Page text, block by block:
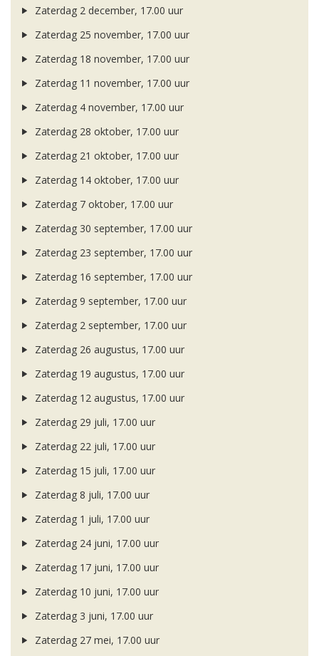
Zaterdag 2 december, 17.00 uur
Zaterdag 25 november, 17.00 uur
Zaterdag 18 november, 17.00 uur
Zaterdag 11 november, 17.00 uur
Zaterdag 4 november, 17.00 uur
Zaterdag 28 oktober, 17.00 uur
Zaterdag 21 oktober, 17.00 uur
Zaterdag 14 oktober, 17.00 uur
Zaterdag 7 oktober, 17.00 uur
Zaterdag 30 september, 17.00 uur
Zaterdag 23 september, 17.00 uur
Zaterdag 16 september, 17.00 uur
Zaterdag 9 september, 17.00 uur
Zaterdag 2 september, 17.00 uur
Zaterdag 26 augustus, 17.00 uur
Zaterdag 19 augustus, 17.00 uur
Zaterdag 12 augustus, 17.00 uur
Zaterdag 29 juli, 17.00 uur
Zaterdag 22 juli, 17.00 uur
Zaterdag 15 juli, 17.00 uur
Zaterdag 8 juli, 17.00 uur
Zaterdag 1 juli, 17.00 uur
Zaterdag 24 juni, 17.00 uur
Zaterdag 17 juni, 17.00 uur
Zaterdag 10 juni, 17.00 uur
Zaterdag 3 juni, 17.00 uur
Zaterdag 27 mei, 17.00 uur